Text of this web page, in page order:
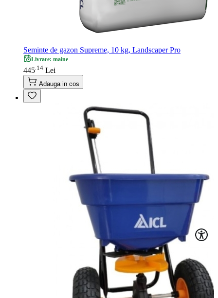
Seminte de gazon Supreme, 10 kg, Landscaper Pro
Livrare: maine
445 14 Lei
Adauga in cos